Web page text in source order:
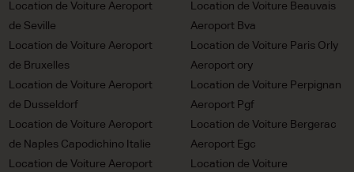
Location de Voiture Aeroport
de Seville
Location de Voiture Beauvais
Aeroport Bva
Location de Voiture Aeroport
de Bruxelles
Location de Voiture Paris Orly
Aeroport ory
Location de Voiture Aeroport
de Dusseldorf
Location de Voiture Perpignan
Aeroport Pgf
Location de Voiture Aeroport
de Naples Capodichino Italie
Location de Voiture Bergerac
Aeroport Egc
Location de Voiture Aeroport
Location de Voiture